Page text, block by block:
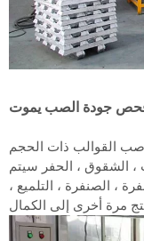
جودة الصب يموت
صب القوالب ذات الحجم
الشقوق ، الحفر سيتم
، الصنفرة ، التلميع ،